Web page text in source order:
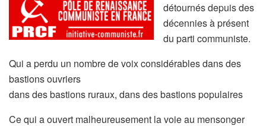
détournés depuis des
décennies à présent
du parti communiste.
Qui a perdu un nombre de voix considérables dans des
bastions ouvriers
dans des bastions ruraux, dans des bastions populaires
Ce qui a ouvert malheureusement la voie au mensonger